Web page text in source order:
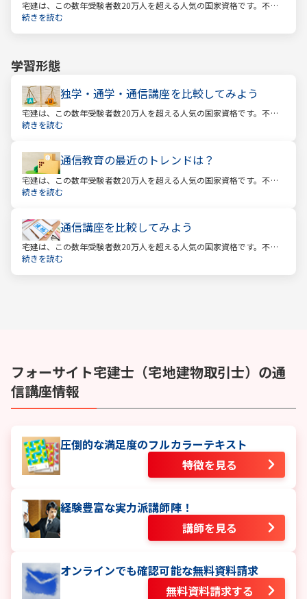
宅建は、この数年受験者数20万人を超える人気の国家資格です。不動
産業に携わる人をはじめ、他業種、学生、主婦まで、さまざまな方が
続きを読む
学習形態
独学・通学・通信講座を比較してみよう
宅建は、この数年受験者数20万人を超える人気の国家資格です。不動
産業に携わる人をはじめ、他業種、学生、主婦まで、さまざまな方が
続きを読む
通信教育の最近のトレンドは？
宅建は、この数年受験者数20万人を超える人気の国家資格です。不動
産業に携わる人をはじめ、他業種、学生、主婦まで、さまざまな方が
続きを読む
通信講座を比較してみよう
宅建は、この数年受験者数20万人を超える人気の国家資格です。不動
産業に携わる人をはじめ、他業種、学生、主婦まで、さまざまな方が
続きを読む
フォーサイト宅建士（宅地建物取引士） の通
信講座情報
圧倒的な満足度のフルカラーテキスト
特徴を見る
経験豊富な実力派講師陣！
講師を見る
オンラインでも確認可能な無料資料請求
無料資料請求する